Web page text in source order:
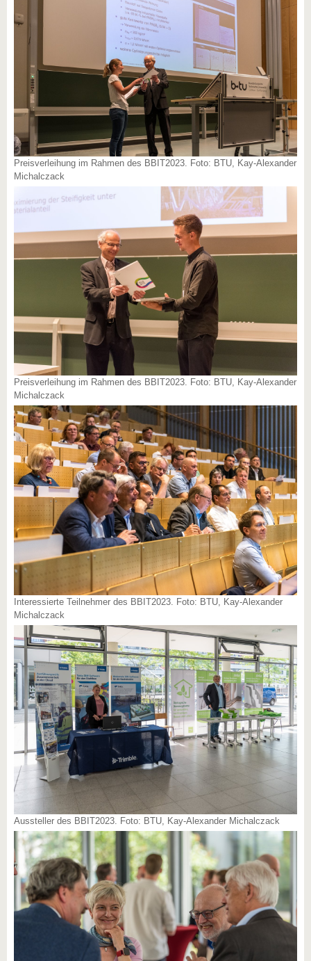
Preisverleihung im Rahmen des BBIT2023. Foto: BTU, Kay-Alexander
Michalczack
Preisverleihung im Rahmen des BBIT2023. Foto: BTU, Kay-Alexander
Michalczack
Interessierte Teilnehmer des BBIT2023. Foto: BTU, Kay-Alexander
Michalczack
Aussteller des BBIT2023. Foto: BTU, Kay-Alexander Michalczack